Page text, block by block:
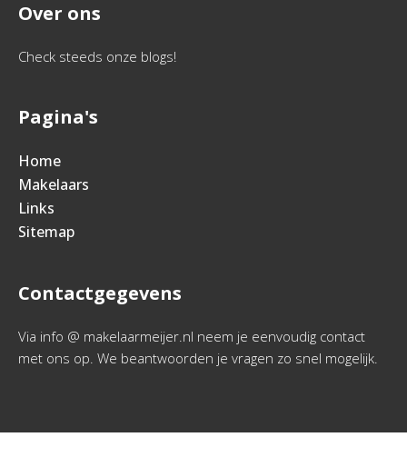
Over ons
Check steeds onze blogs!
Pagina's
Home
Makelaars
Links
Sitemap
Contactgegevens
Via info @ makelaarmeijer.nl neem je eenvoudig contact
met ons op. We beantwoorden je vragen zo snel mogelijk.